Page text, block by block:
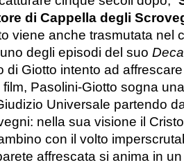
di Cappella degli
viene anche trasmutata nel
degli episodi del suo
di Giotto intento ad
Pasolini-Giotto sogna
Universale partendo
nella sua visione il
con il volto
affrescata si anima in